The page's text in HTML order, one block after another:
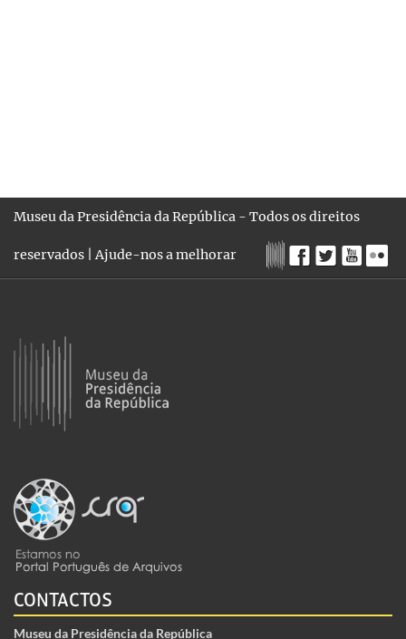
Museu da Presidência da República - Todos os direitos
reservados |Ajude-nos a melhorar
CONTACTOS
Museu da Presidência da República